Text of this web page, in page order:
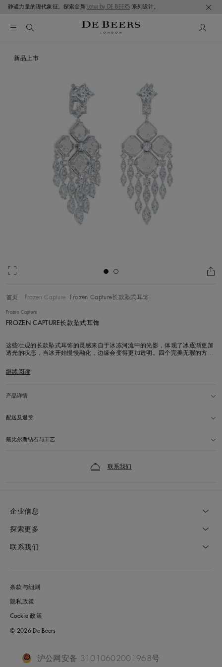
静谧力量的现代象征。探索全新 Lotus by DE BEERS 系列设计。
新品上市
首页 Frozen Capture Frozen Capture长款坠式耳饰
Frozen Capture
FROZEN CAPTURE长款坠式耳饰
这些壮观的长款坠式耳饰的灵感来自于冰冻河流中的光影，体现了冰逐渐更加
透光的状态，当冰开始慢慢融化，边缘会变得更加透明。四个完美无瑕的方形
镶嵌在 18k 白金上，呈现半透明的镜面效果，链接过渡至边缘的的橄榄形设计
密镶钻石条，最后汇聚到质朴的橄榄形切割钻石排。
继续阅读
产品详情
配送及退货
戴比尔斯钻石与工艺
联系我们
企业信息
探索更多
联系我们
条款与细则
隐私政策
Cookie 政策
© 2026 De Beers
沪公网安备 31010602001968号